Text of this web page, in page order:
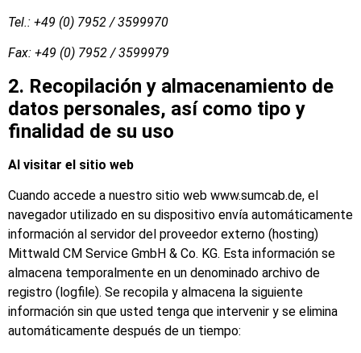
Tel.: +49 (0) 7952 / 3599970
Fax: +49 (0) 7952 / 3599979
2. Recopilación y almacenamiento de
datos personales, así como tipo y
finalidad de su uso
Al visitar el sitio web
Cuando accede a nuestro sitio web www.sumcab.de, el
navegador utilizado en su dispositivo envía automáticamente
información al servidor del proveedor externo (hosting)
Mittwald CM Service GmbH & Co. KG. Esta información se
almacena temporalmente en un denominado archivo de
registro (logfile). Se recopila y almacena la siguiente
información sin que usted tenga que intervenir y se elimina
automáticamente después de un tiempo: